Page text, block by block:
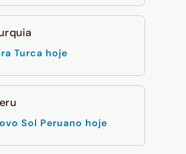
Turca hoje
Sol Peruano hoje